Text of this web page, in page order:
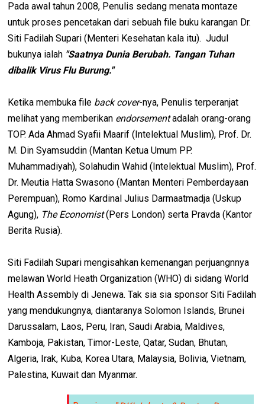
Pada awal tahun 2008, Penulis sedang menata montaze
untuk proses pencetakan dari sebuah file buku karangan Dr.
Siti Fadilah Supari (Menteri Kesehatan kala itu). Judul
bukunya ialah "Saatnya Dunia Berubah. Tangan Tuhan
dibalik Virus Flu Burung."
Ketika membuka file back cover-nya, Penulis terperanjat
melihat yang memberikan endorsementadalah orang-orang
TOP. Ada Ahmad Syafii Maarif (Intelektual Muslim), Prof. Dr.
M. Din Syamsuddin (Mantan Ketua Umum PP.
Muhammadiyah), Solahudin Wahid (Intelektual Muslim), Prof.
Dr. Meutia Hatta Swasono (Mantan Menteri Pemberdayaan
Perempuan), Romo Kardinal Julius Darmaatmadja (Uskup
Agung), The Economist(Pers London) serta Pravda (Kantor
Berita Rusia).
Siti Fadilah Supari mengisahkan kemenangan perjuangnnya
melawan World Heath Organization (WHO) di sidang World
Health Assembly di Jenewa. Tak sia sia sponsor Siti Fadilah
yang mendukungnya, diantaranya Solomon Islands, Brunei
Darussalam, Laos, Peru, Iran, Saudi Arabia, Maldives,
Kamboja, Pakistan, Timor-Leste, Qatar, Sudan, Bhutan,
Algeria, Irak, Kuba, Korea Utara, Malaysia, Bolivia, Vietnam,
Palestina, Kuwait dan Myanmar.